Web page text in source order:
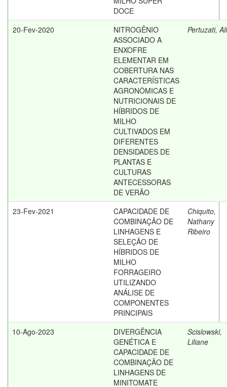
DOCE
20-Fev-2020
NITROGÊNIO
ASSOCIADO A
ENXOFRE
ELEMENTAR EM
COBERTURA NAS
CARACTERÍSTICAS
AGRONÔMICAS E
NUTRICIONAIS DE
HÍBRIDOS DE
MILHO
CULTIVADOS EM
DIFERENTES
DENSIDADES DE
PLANTAS E
CULTURAS
ANTECESSORAS
DE VERÃO
Pertuzati,
23-Fev-2021
CAPACIDADE DE
COMBINAÇÃO DE
LINHAGENS E
SELEÇÃO DE
HÍBRIDOS DE
MILHO
FORRAGEIRO
UTILIZANDO
ANÁLISE DE
COMPONENTES
PRINCIPAIS
Chiquito,
Nathany
Ribeiro
10-Ago-2023
DIVERGÊNCIA
GENÉTICA E
CAPACIDADE DE
COMBINAÇÃO DE
LINHAGENS DE
MINITOMATE
Scislowski,
Liliane